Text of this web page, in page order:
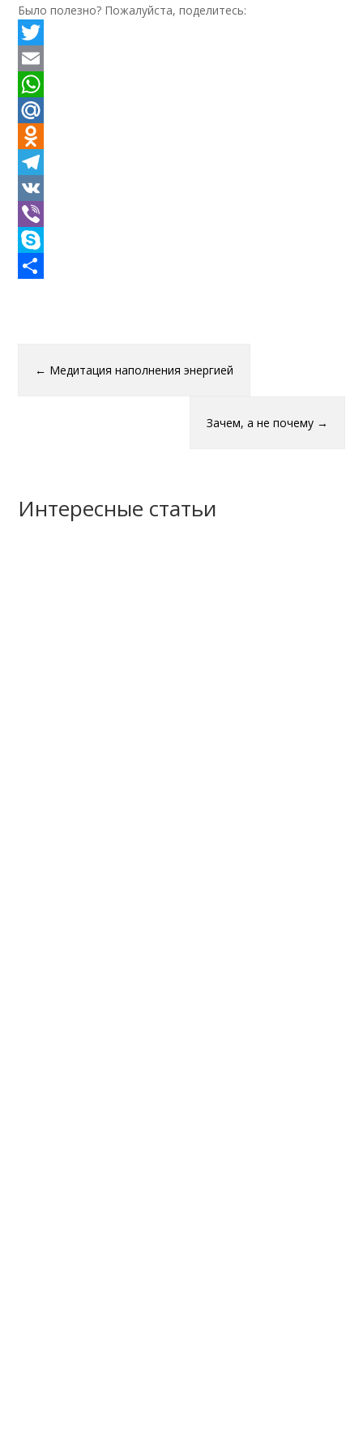
Было полезно? Пожалуйста, поделитесь:
Twitter
Email
WhatsApp
Mail.Ru
Odnoklassniki
Telegram
VK
Viber
Skype
← Медитация наполнения энергией
Зачем, а не почему→
Интересные статьи